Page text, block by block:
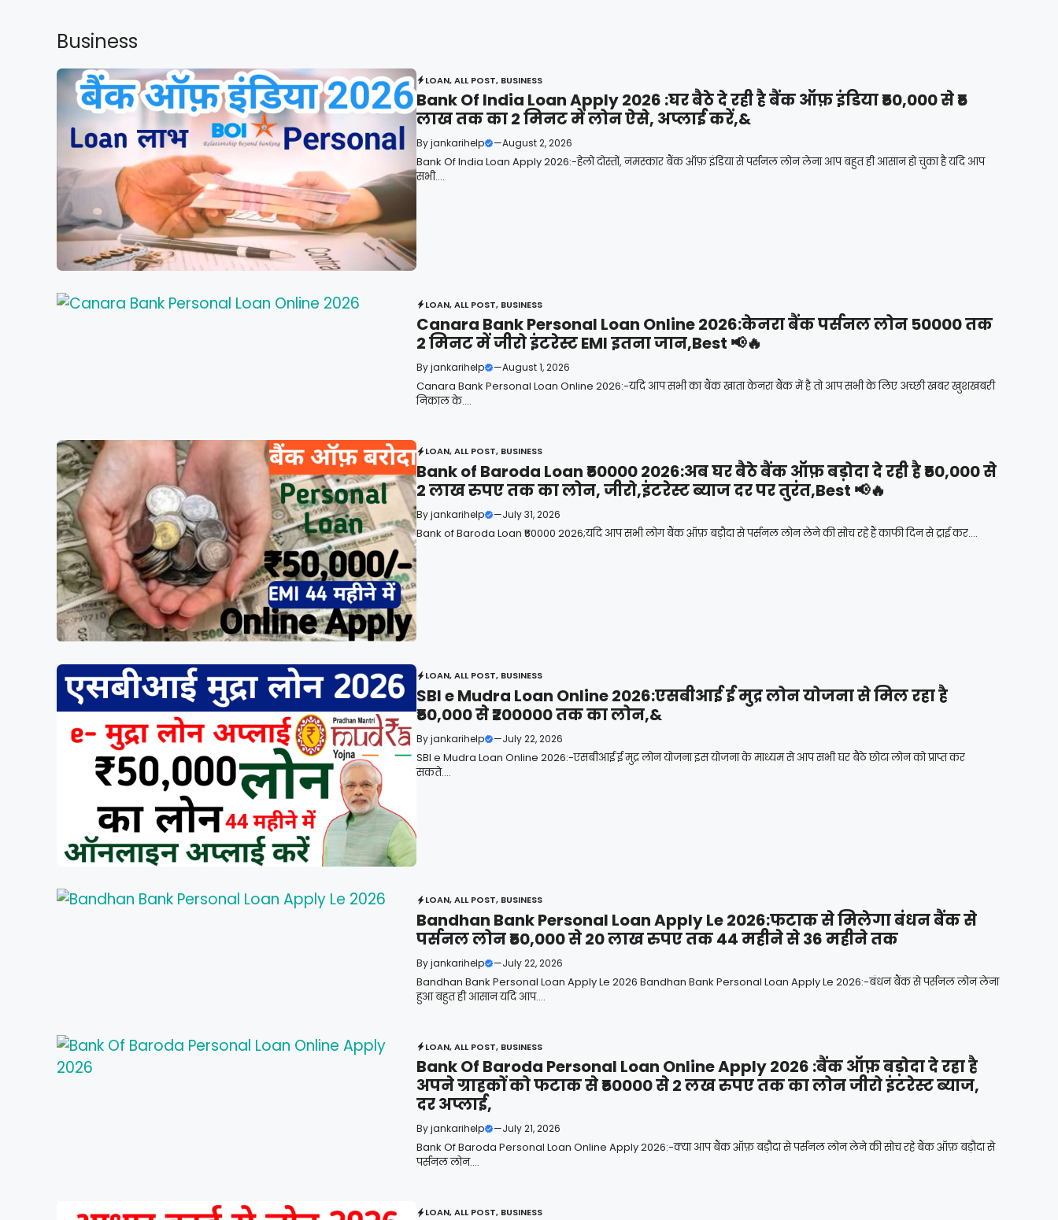
Business
LOAN,ALL POST, BUSINESS
Bank Of India Loan Apply 2026 :घर बैठे दे रही है बैंक ऑफ़ इंडिया ₹50,000 से ₹5
लाख तक का 2 मिनट में लोन ऐसे, अप्लाई करें,&
Byjankarihelp —August 2, 2026
Bank Of India Loan Apply 2026:-हेलो दोस्तों, नमस्कार बैंक ऑफ़ इंडिया से पर्सनल लोन लेना आप बहुत ही आसान हो चुका है यदि आप
सभी....
LOAN,ALL POST, BUSINESS
Canara Bank Personal Loan Online 2026:केनरा बैंक पर्सनल लोन 50000 तक
2 मिनट में जीरो इंटरेस्ट EMI इतना जान,Best 📢🔥
Byjankarihelp —August 1, 2026
Canara Bank Personal Loan Online 2026:-यदि आप सभी का बैंक खाता केनरा बैंक में है तो आप सभी के लिए अच्छी खबर खुशखबरी
निकाल के....
LOAN,ALL POST, BUSINESS
Bank of Baroda Loan ₹50000 2026:अब घर बैठे बैंक ऑफ़ बड़ोदा दे रही है ₹50,000 से
2 लाख रुपए तक का लोन, जीरो,इंटरेस्ट ब्याज दर पर तुरंत,Best 📢🔥
Byjankarihelp —July 31, 2026
Bank of Baroda Loan ₹50000 2026;यदि आप सभी लोग बैंक ऑफ़ बड़ौदा से पर्सनल लोन लेने की सोच रहे हैं काफी दिन से ट्राई कर....
LOAN,ALL POST, BUSINESS
SBI e Mudra Loan Online 2026:एसबीआई ई मुद्र लोन योजना से मिल रहा है
₹50,000 से ₹200000 तक का लोन,&
Byjankarihelp —July 22, 2026
SBI e Mudra Loan Online 2026:-एसबीआई ई मुद्र लोन योजना इस योजना के माध्यम से आप सभी घर बैठे छोटा लोन को प्राप्त कर
सकते....
LOAN,ALL POST, BUSINESS
Bandhan Bank Personal Loan Apply Le 2026:फटाक से मिलेगा बंधन बैंक से
पर्सनल लोन ₹50,000 से 20 लाख रुपए तक 44 महीने से 36 महीने तक
Byjankarihelp —July 22, 2026
Bandhan Bank Personal Loan Apply Le 2026 Bandhan Bank Personal Loan Apply Le 2026:-बंधन बैंक से पर्सनल लोन लेना
हुआ बहुत ही आसान यदि आप....
LOAN,ALL POST, BUSINESS
Bank Of Baroda Personal Loan Online Apply 2026 :बैंक ऑफ़ बड़ोदा दे रहा है
अपने ग्राहकों को फटाक से ₹50000 से 2 लख रुपए तक का लोन जीरो इंटरेस्ट ब्याज,
दर अप्लाई,
Byjankarihelp —July 21, 2026
Bank Of Baroda Personal Loan Online Apply 2026:-क्या आप बैंक ऑफ़ बड़ौदा से पर्सनल लोन लेने की सोच रहे बैंक ऑफ़ बड़ौदा से
पर्सनल लोन....
LOAN,ALL POST, BUSINESS